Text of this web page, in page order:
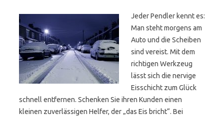
Jeder Pendler kennt es:
Man steht morgens am
Auto und die Scheiben
sind vereist. Mit dem
richtigen Werkzeug
lässt sich die nervige
Eisschicht zum Glück
schnell entfernen. Schenken Sie ihren Kunden einen
kleinen zuverlässigen Helfer, der „das Eis bricht“. Bei